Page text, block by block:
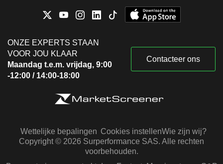
ONZE EXPERTS STAAN
VOOR JOU KLAAR
Maandag t.e.m. vrijdag, 9:00
-12:00 / 14:00-18:00
Contacteer ons
Wettelijke bepalingen Cookies instellenWie zijn wij?
Copyright © 2026 Surperformance SAS. Alle rechten
voorbehouden.